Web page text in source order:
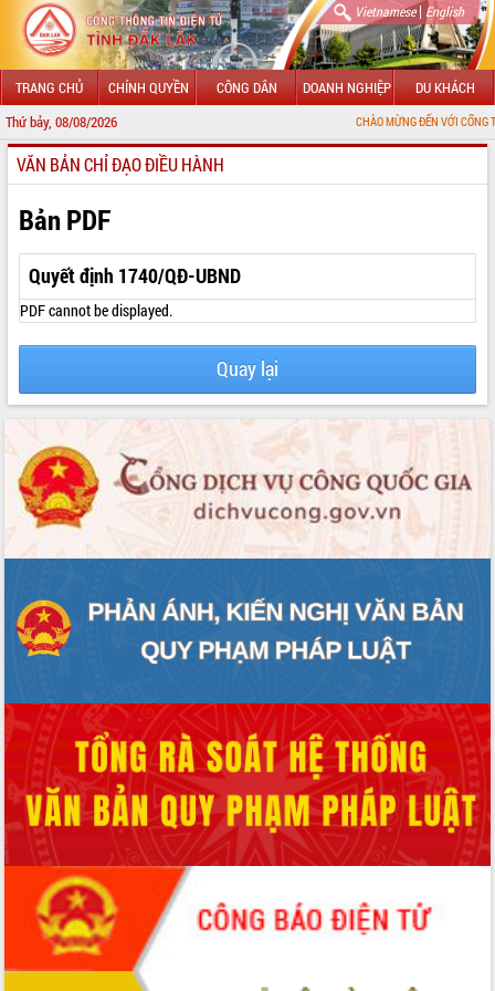
Vietnamese| English
TRANG CHỦ CHÍNH QUYỀN CÔNG DÂN DOANH NGHIỆP DU KHÁCH
Thứ bảy, 08/08/2026 CHÀO MỪNG ĐẾN VỚI CỔNG THÔNG TIN
GIỚI THIỆU
LÃNH ĐẠO UBND TỈNH
TIN TỨC SỰ KIỆN
SỞ, BAN, NGÀNH
UBND CÁC XÃ, PHƯỜNG
THÔNG TIN CHỈ ĐẠO ĐIỀU HÀNH
VĂN BẢN HĐND TỈNH
ĐIỂM TIN VĂN BẢN
VĂN BẢN CHỈ ĐẠO ĐIỀU HÀNH
Bản PDF
Quyết định 1740/QĐ-UBND
PDF cannot be displayed.
Quay lại